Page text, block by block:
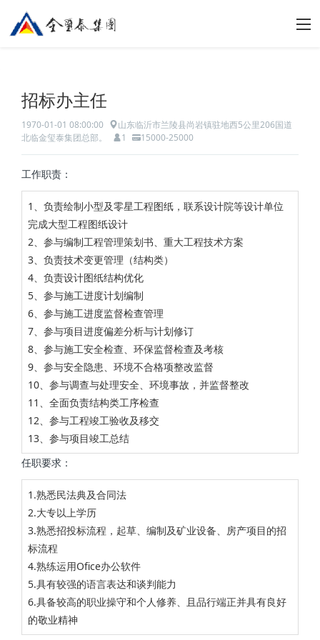
招标办主任
1970-01-01 08:00:00
山东临沂市兰陵县尚岩镇驻地西5公里206国道
北临金玺泰集团总部。
1 15000-25000
工作职责：
1、负责绘制小型及零星工程图纸，联系设计院等设计单位
完成大型工程图纸设计
2、参与编制工程管理策划书、重大工程技术方案
3、负责技术变更管理（结构类）
4、负责设计图纸结构优化
5、参与施工进度计划编制
6、参与施工进度监督检查管理
7、参与项目进度偏差分析与计划修订
8、参与施工安全检查、环保监督检查及考核
9、参与安全隐患、环境不合格项整改监督
10、参与调查与处理安全、环境事故，并监督整改
11、全面负责结构类工序检查
12、参与工程竣工验收及移交
13、参与项目竣工总结
任职要求：
1.熟悉民法典及合同法
2.大专以上学历
3.熟悉招投标流程，起草、编制及矿业设备、房产项目的招
标流程
4.熟练运用Ofice办公软件
5.具有较强的语言表达和谈判能力
6.具备较高的职业操守和个人修养、且品行端正并具有良好
的敬业精神